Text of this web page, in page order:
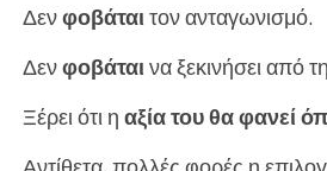
Δενφοβάταιτον ανταγωνισμό.
Δενφοβάταινα ξεκινήσει από
Ξέρει ότι ηαξία του θα φανεί